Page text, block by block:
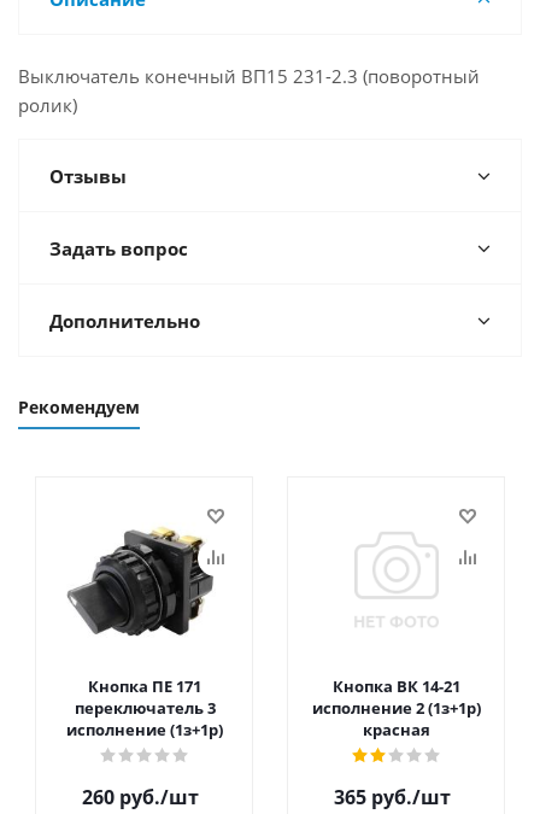
Выключатель конечный ВП15 231-2.3 (поворотный
ролик)
Отзывы
Задать вопрос
Дополнительно
Рекомендуем
Кнопка ПЕ 171
переключатель 3
исполнение (1з+1р)
260 руб./шт
Кнопка ВК 14-21
исполнение 2 (1з+1р)
красная
365 руб./шт